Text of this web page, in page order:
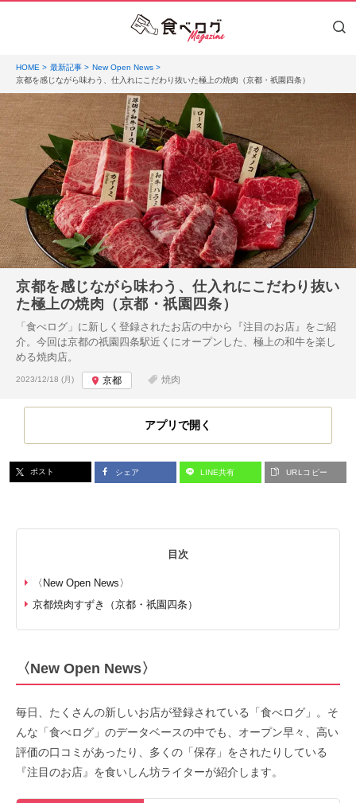
HOME 最新記事
New Open News
京都を感じながら味わう、仕入れにこだわり抜いた極上の焼肉（京都・祇園四条）
京都を感じながら味わう、仕入れにこだわり抜い
た極上の焼肉（京都・祇園四条）
「食べログ」に新しく登録されたお店の中から『注目のお店』をご紹
介。今回は京都の祇園四条駅近くにオープンした、極上の和牛を楽し
める焼肉店。
投稿日:
2023/12/18 (月) 京都 焼肉
アプリで開く
ポスト シェア LINE共有 URLコピー
目次
〈New Open News〉
京都焼肉すずき（京都・祇園四条）
〈New Open News〉
毎日、たくさんの新しいお店が登録されている「食べログ」。そ
んな「食べログ」のデータベースの中でも、オープン早々、高い
評価の口コミがあったり、多くの「保存」をされたりしている
『注目のお店』を食いしん坊ライターが紹介します。